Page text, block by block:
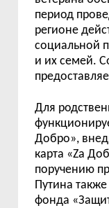
период
регионе
социальной
и их семей.
Для
Добро»,
карта «Zа
поручению
Путина
фонда